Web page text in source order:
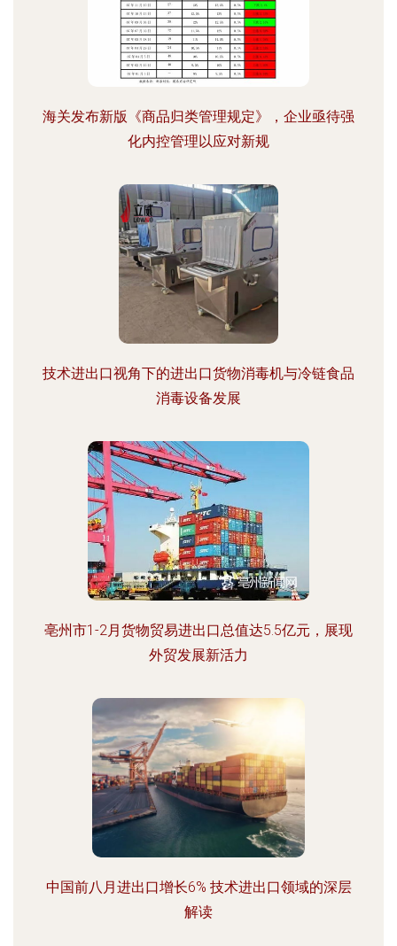
海关发布新版《商品归类管理规定》，企业亟待强
化内控管理以应对新规
技术进出口视角下的进出口货物消毒机与冷链食品
消毒设备发展
亳州市1-2月货物贸易进出口总值达5.5亿元，展现
外贸发展新活力
中国前八月进出口增长6% 技术进出口领域的深层
解读